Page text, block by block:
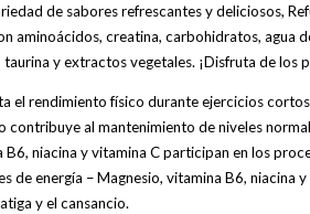
de sabores refrescantes y deliciosos,
aminoácidos, creatina, carbohidratos, agua
taurina y extractos vegetales. ¡Disfruta de los
el rendimiento físico durante ejercicios
contribuye al mantenimiento de niveles
B6, niacina y vitamina C participan en los
de energía – Magnesio, vitamina B6, niacina
y el cansancio.